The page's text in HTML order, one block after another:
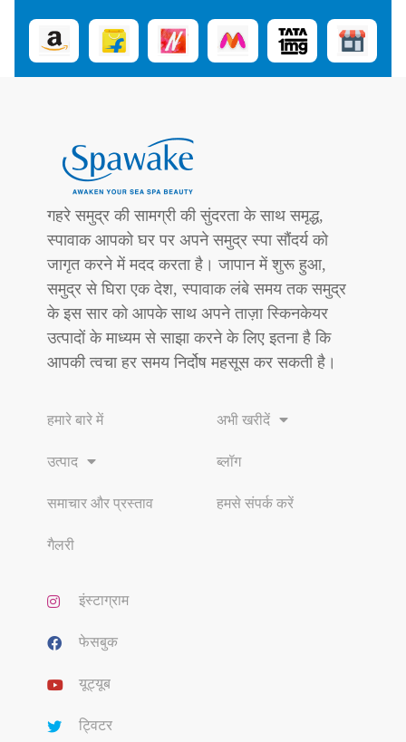
गहरे समुद्र की सामग्री की सुंदरता के साथ समृद्ध,
स्पावाक आपको घर पर अपने समुद्र स्पा सौंदर्य को
जागृत करने में मदद करता है। जापान में शुरू हुआ,
समुद्र से घिरा एक देश, स्पावाक लंबे समय तक समुद्र
के इस सार को आपके साथ अपने ताज़ा स्किनकेयर
उत्पादों के माध्यम से साझा करने के लिए इतना है कि
आपकी त्वचा हर समय निर्दोष महसूस कर सकती है।
हमारे बारे में
उत्पाद
समाचार और प्रस्ताव
गैलरी
अभी खरीदें
ब्लॉग
हमसे संपर्क करें
इंस्टाग्राम
फेसबुक
यूट्यूब
ट्विटर